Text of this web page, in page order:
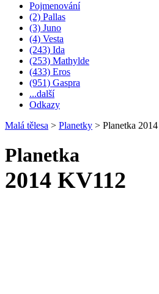
Pojmenování
(2) Pallas
(3) Juno
(4) Vesta
(243) Ida
(253) Mathylde
(433) Eros
(951) Gaspra
...další
Odkazy
Malá tělesa > Planetky > Planetka
Planetka
2014 KV112